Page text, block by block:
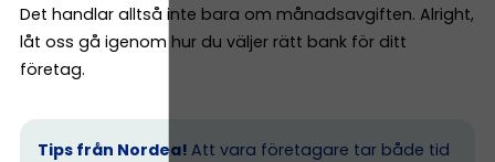
Det handlar alltså inte bara om månadsavgiften. Alright,
låt oss gå igenom hur du väljer rätt bank för ditt
företag.
Tips från Nordea! Att vara företagare tar både tid